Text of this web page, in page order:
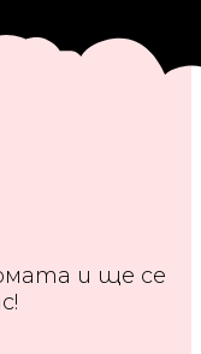
и ще се